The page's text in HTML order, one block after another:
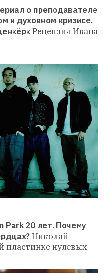
о преподавателе
и духовном кризисе.
Рецензия Ивана
Park 20 лет. Почему
Николай
пластинке нулевых